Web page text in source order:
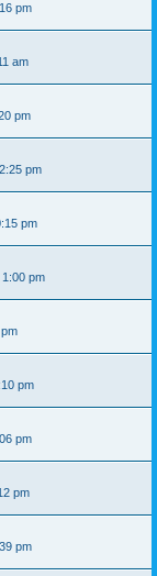
pm
am
pm
pm
pm
pm
pm
pm
pm
pm